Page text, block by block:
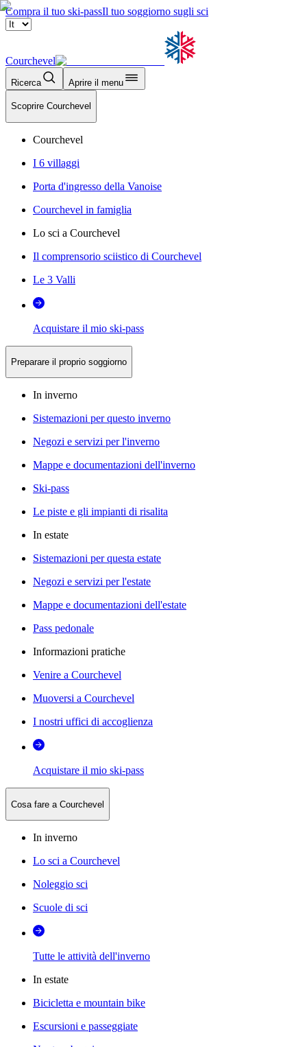
Compra il tuo ski-passIl tuo soggiorno sugli sci
Courchevel
Ricerca Aprire il menu
Scoprire Courchevel
Courchevel
I 6 villaggi
Porta d'ingresso della Vanoise
Courchevel in famiglia
Lo sci a Courchevel
Il comprensorio sciistico di Courchevel
Le 3 Valli
Acquistare il mio ski-pass
Preparare il proprio soggiorno
In inverno
Sistemazioni per questo inverno
Negozi e servizi per l'inverno
Mappe e documentazioni dell'inverno
Ski-pass
Le piste e gli impianti di risalita
In estate
Sistemazioni per questa estate
Negozi e servizi per l'estate
Mappe e documentazioni dell'estate
Pass pedonale
Informazioni pratiche
Venire a Courchevel
Muoversi a Courchevel
I nostri uffici di accoglienza
Acquistare il mio ski-pass
Cosa fare a Courchevel
In inverno
Lo sci a Courchevel
Noleggio sci
Scuole di sci
Tutte le attività dell'inverno
In estate
Bicicletta e mountain bike
Escursioni e passeggiate